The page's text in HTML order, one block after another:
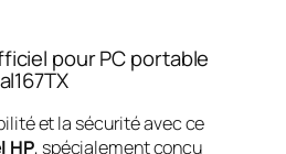
pour PC portable
et la sécurité avec ce
HP, spécialement conçu